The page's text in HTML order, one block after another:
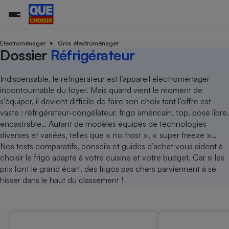
Électroménager Gros électroménager
Dossier Réfrigérateur
Indispensable, le réfrigérateur est l’appareil électroménager
incontournable du foyer. Mais quand vient le moment de
s’équiper, il devient difficile de faire son choix tant l’offre est
vaste : réfrigérateur-congélateur, frigo américain, top, pose libre,
encastrable… Autant de modèles équipés de technologies
diverses et variées, telles que « no frost », « super freeze »…
Nos tests comparatifs, conseils et guides d’achat vous aident à
choisir le frigo adapté à votre cuisine et votre budget. Car si les
prix font le grand écart, des frigos pas chers parviennent à se
hisser dans le haut du classement !
Additifs
Magasin - Grande surface
Marketing - Fidélisation
Méthode de vente -
Organismes de défense
Système judiciairegratuit
Air
Déchet
Achat - Vente - Travaux
Copropriété
Location
Sport
Vacances - Tourisme
électrique
Démarche administrative
Famille
Senior
Service marchand
Train
Transport aérien
Toutes les actualités
Enquêtes
Guides d'achat
Conseils
Brèves
Tous les services
Soumettre un litige
Lettres types
Rencontrer une association locale
Tous nos combats
Nos actions
Nos grandes victoires
Les billets de la présidente
Nos associations locales
Nous rejoindre
En savoir plus sur Que Choisir Ensemble
L’association
Nos missions
Notre méthodologie
Notre financement
Nos partenaires
Nous rejoindre